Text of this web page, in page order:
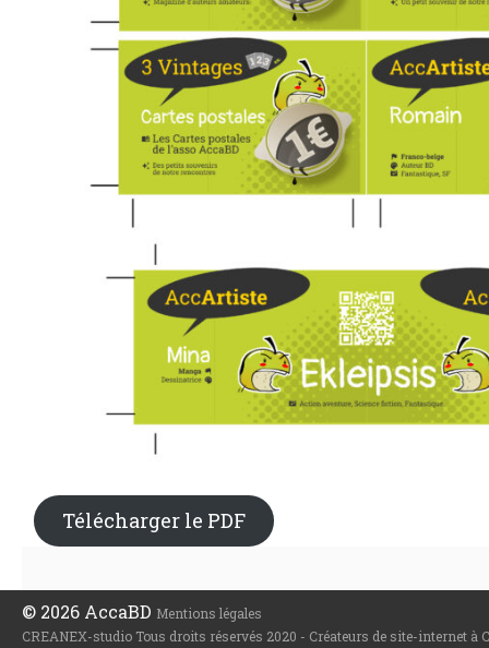
Télécharger le PDF
© 2026 AccaBD Mentions légales
CREANEX-studio Tous droits réservés 2020 - Créateurs de site-internet à